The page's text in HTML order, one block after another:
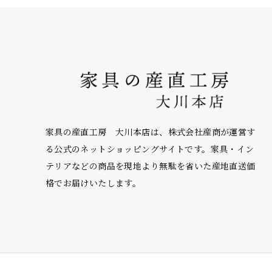
家具の産直工房 大川本店は、株式会社産商が運営す
る公式のネットショッピングサイトです。家具・イン
テリアなどの商品を現地より無駄を省いた産地直送価
格でお届けいたします。